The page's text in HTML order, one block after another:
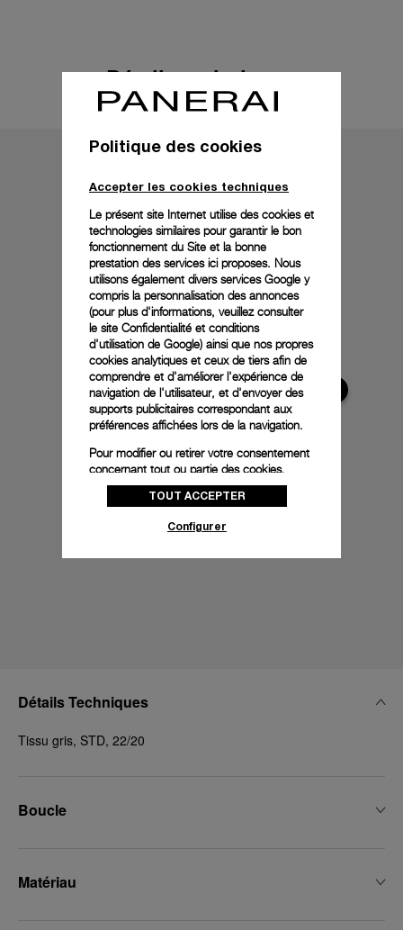
Détails techniques
Détails Techniques
Tissu gris, STD, 22/20
Boucle
Matériau
Politique des cookies
Accepter les cookies techniques
Le présent site Internet utilise des cookies et
technologies similaires pour garantir le bon
fonctionnement du Site et la bonne
prestation des services ici proposes. Nous
utilisons également divers services Google y
compris la personnalisation des annonces
(pour plus d'informations, veuillez consulter
le site Confidentialité et conditions
d'utilisation de Google) ainsi que nos propres
cookies analytiques et ceux de tiers afin de
comprendre et d'améliorer l'expérience de
navigation de l'utilisateur, et d'envoyer des
supports publicitaires correspondant aux
préférences affichées lors de la navigation.
Pour modifier ou retirer votre consentement
concernant tout ou partie des cookies,
cliquez sur « Configurer » ou consultez notre
politique des cookiespour obtenir plus
donnez votre consentement pour l’utilisation
TOUT ACCEPTER
Configurer